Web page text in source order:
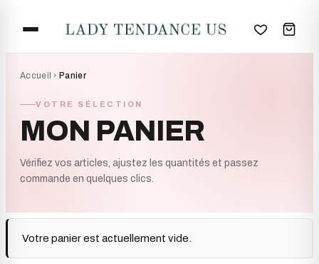
Accueil › Panier
VOTRE SÉLECTION
MON PANIER
Vérifiez vos articles, ajustez les quantités et passez
commande en quelques clics.
Votre panier est actuellement vide.